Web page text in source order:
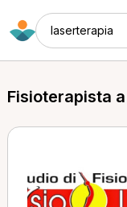
laserterapia
Fisioterapista